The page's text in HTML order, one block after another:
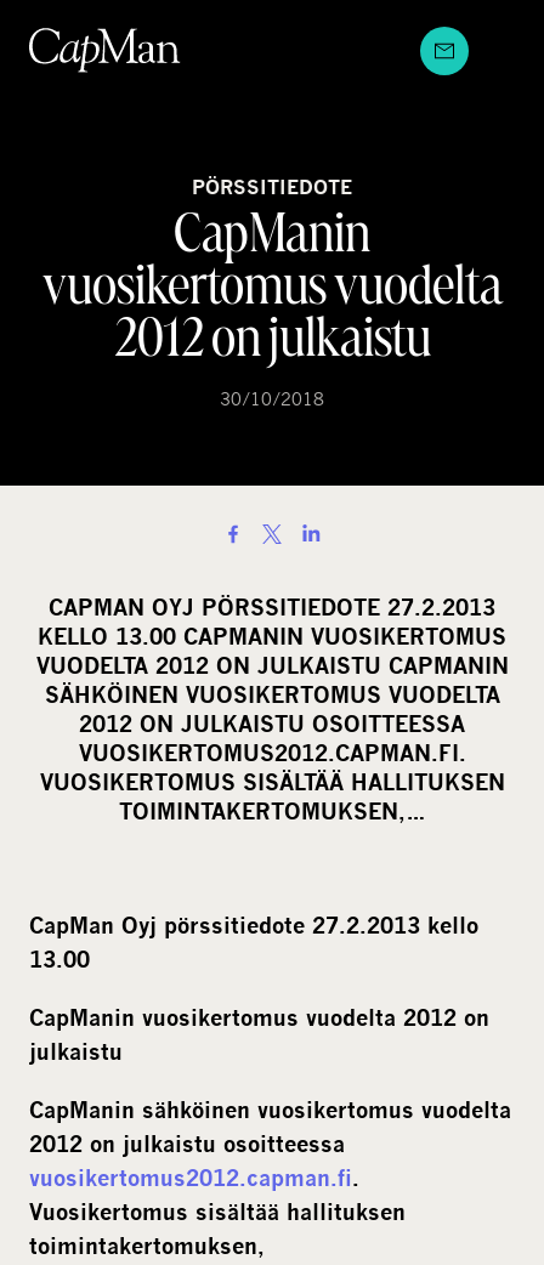
sisältöön
PÖRSSITIEDOTE
CapManin
vuosikertomus vuodelta
2012 on julkaistu
30/10/2018
a
r
e
o
n
s
o
c
l
d
CAPMAN OYJ PÖRSSITIEDOTE 27.2.2013
KELLO 13.00 CAPMANIN VUOSIKERTOMUS
VUODELTA 2012 ON JULKAISTU CAPMANIN
SÄHKÖINEN VUOSIKERTOMUS VUODELTA
2012 ON JULKAISTU OSOITTEESSA
VUOSIKERTOMUS2012.CAPMAN.FI.
VUOSIKERTOMUS SISÄLTÄÄ HALLITUKSEN
TOIMINTAKERTOMUKSEN,…
CapMan Oyj pörssitiedote 27.2.2013 kello
13.00
CapManin vuosikertomus vuodelta 2012 on
julkaistu
CapManin sähköinen vuosikertomus vuodelta
2012 on julkaistu osoitteessa
vuosikertomus2012.capman.fi.
Vuosikertomus sisältää hallituksen
toimintakertomuksen,